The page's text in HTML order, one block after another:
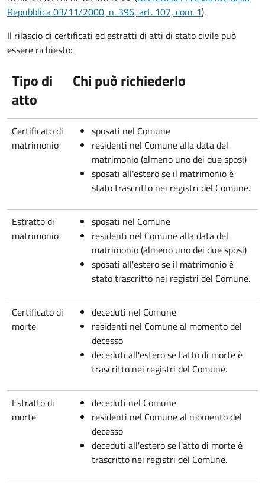
Repubblica 03/11/2000, n. 396, art. 107, com. 1).
Il rilascio di certificati ed estratti di atti di stato civile può
essere richiesto:
Tipo di
atto
Chi può richiederlo
Certificato di
matrimonio
sposati nel Comune
residenti nel Comune alla data del
matrimonio (almeno uno dei due sposi)
sposati all'estero se il matrimonio è
stato trascritto nei registri del Comune.
Estratto di
matrimonio
sposati nel Comune
residenti nel Comune alla data del
matrimonio (almeno uno dei due sposi)
sposati all'estero se il matrimonio è
stato trascritto nei registri del Comune.
Certificato di
morte
deceduti nel Comune
residenti nel Comune al momento del
decesso
deceduti all'estero se l'atto di morte è
trascritto nei registri del Comune.
Estratto di
morte
deceduti nel Comune
residenti nel Comune al momento del
decesso
deceduti all'estero se l'atto di morte è
trascritto nei registri del Comune.